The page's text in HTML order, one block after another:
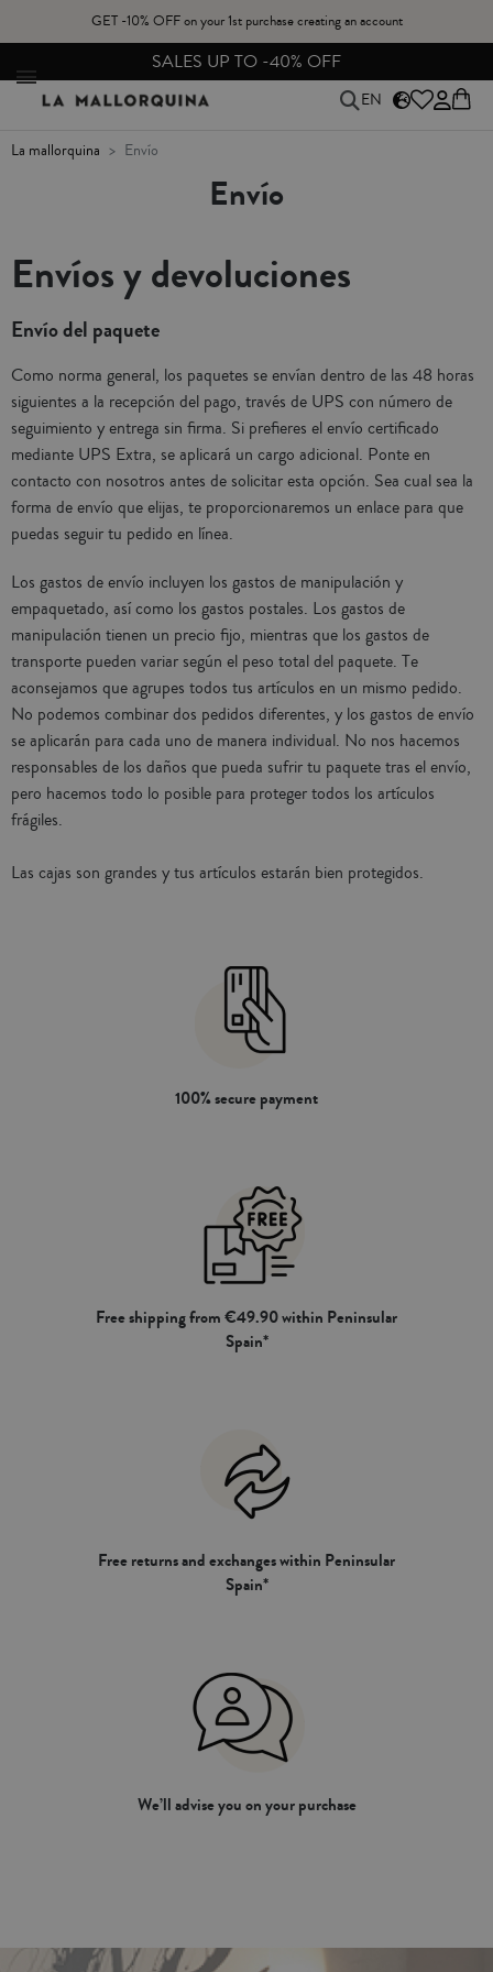
GET -10% OFF on your 1st purchase creating an account
SALES UP TO -40% OFF
EN
la mallorquina envío
Envío
Envíos y devoluciones
Envío del paquete
Como norma general, los paquetes se envían dentro de las 48 horas
siguientes a la recepción del pago, través de UPS con número de
seguimiento y entrega sin firma. Si prefieres el envío certificado
mediante UPS Extra, se aplicará un cargo adicional. Ponte en
contacto con nosotros antes de solicitar esta opción. Sea cual sea la
forma de envío que elijas, te proporcionaremos un enlace para que
puedas seguir tu pedido en línea.
Los gastos de envío incluyen los gastos de manipulación y
empaquetado, así como los gastos postales. Los gastos de
manipulación tienen un precio fijo, mientras que los gastos de
transporte pueden variar según el peso total del paquete. Te
aconsejamos que agrupes todos tus artículos en un mismo pedido.
No podemos combinar dos pedidos diferentes, y los gastos de envío
se aplicarán para cada uno de manera individual. No nos hacemos
responsables de los daños que pueda sufrir tu paquete tras el envío,
pero hacemos todo lo posible para proteger todos los artículos
frágiles.
Las cajas son grandes y tus artículos estarán bien protegidos.
100% secure payment
Free shipping from €49.90 within Peninsular
Spain*
Free returns and exchanges within Peninsular
Spain*
We’ll advise you on your purchase